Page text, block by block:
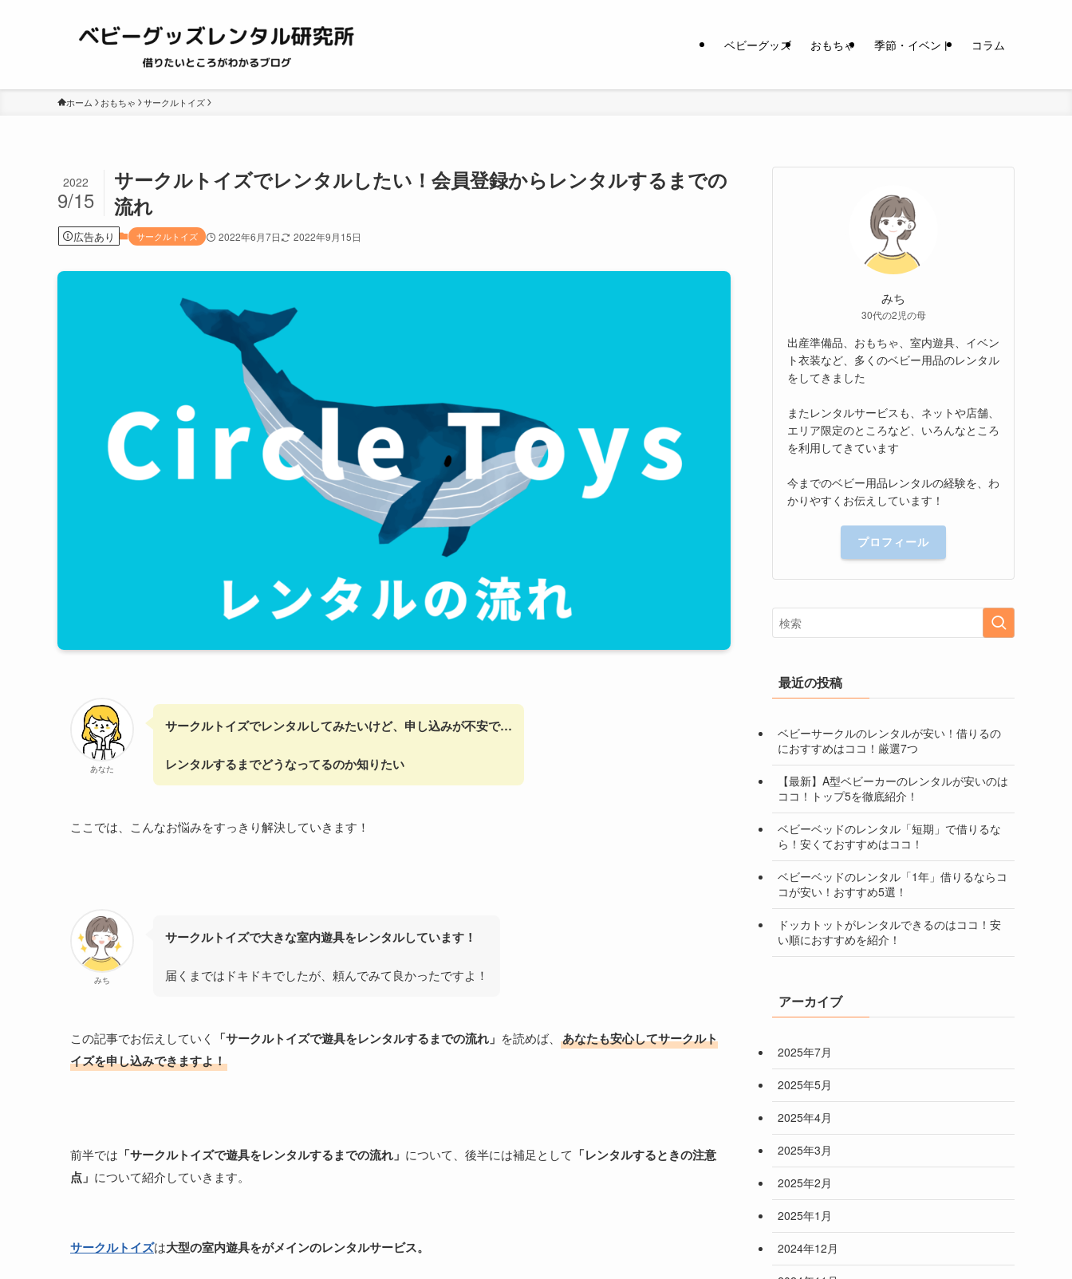
ベビーグッズ おもちゃ 季節・イベント コラム
ホーム おもちゃ サークルトイズ
サークルトイズでレンタルしたい！会員登録からレンタルするまでの
流れ
2022
9/15
広告あり サークルトイズ 2022年6月7日 2022年9月15日
あなた
サークルトイズでレンタルしてみたいけど、申し込みが不安で…
レンタルするまでどうなってるのか知りたい
ここでは、こんなお悩みをすっきり解決していきます！
みち
サークルトイズで大きな室内遊具をレンタルしています！
届くまではドキドキでしたが、頼んでみて良かったですよ！
この記事でお伝えしていく 「サークルトイズで遊具をレンタルするまでの流れ」 を読めば、 あなたも安心してサークルト
イズを申し込みできますよ！
前半では 「サークルトイズで遊具をレンタルするまでの流れ 」 について、後半には補足として 「レンタルするときの注意
点」 について紹介していきます。
サークルトイズは大型の室内遊具をがメインのレンタルサービス。
みち
30代の2児の母
出産準備品、おもちゃ、室内遊具、イベン
ト衣装など、多くのベビー用品のレンタル
をしてきました
またレンタルサービスも、ネットや店舗、
エリア限定のところなど、いろんなところ
を利用してきています
今までのベビー用品レンタルの経験を、わ
かりやすくお伝えしています！
プロフィール
最近の投稿
ベビーサークルのレンタルが安い！借りるの
におすすめはココ！厳選7つ
【最新】A型ベビーカーのレンタルが安いのは
ココ！トップ5を徹底紹介！
ベビーベッドのレンタル「短期」で借りるな
ら！安くておすすめはココ！
ベビーベッドのレンタル「1年」借りるならコ
コが安い！おすすめ5選！
ドッカトットがレンタルできるのはココ！安
い順におすすめを紹介！
アーカイブ
2025年7月
2025年5月
2025年4月
2025年3月
2025年2月
2025年1月
2024年12月